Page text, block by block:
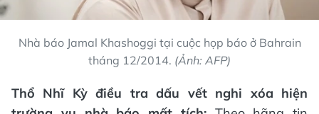
Nhà báo Jamal Khashoggi tại cuộc họp báo ở Bahrain
tháng 12/2014. (Ảnh: AFP)
Thổ Nhĩ Kỳ điều tra dấu vết nghi xóa hiện